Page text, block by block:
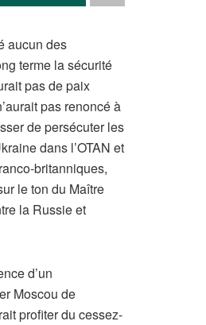
aucun des
terme la sécurité
pas de paix
pas renoncé à
de persécuter les
dans l’OTAN et
britanniques,
le ton du Maître
la Russie et
d’un
Moscou de
profiter du cessez-